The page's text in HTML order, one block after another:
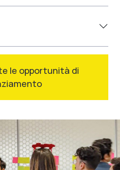
le opportunità di